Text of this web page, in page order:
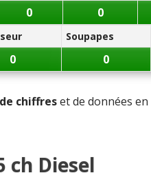
0 0
Soupapes
0 0
chiffreset de données en
ch Diesel